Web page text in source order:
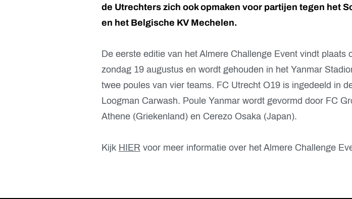
de Utrechters zich ook opmaken voor partijen tegen het
en het Belgische KV Mechelen.
De eerste editie van het Almere Challenge Event vindt plaats
zondag 19 augustus en wordt gehouden in het Yanmar
twee poules van vier teams. FC Utrecht O19 is ingedeeld in
Loogman Carwash. Poule Yanmar wordt gevormd door FC
Athene (Griekenland) en Cerezo Osaka (Japan).
Kijk HIER voor meer informatie over het Almere Challenge